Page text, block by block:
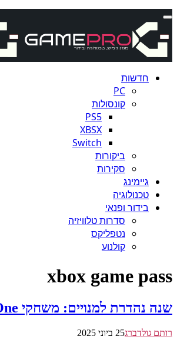
חדשות
PC
קונסולות
PS5
XBSX
Switch
ביקורות
סקירות
גיימינג
טכנולוגיה
בידור ופנאי
סדרות טלוויזיה
נטפליקס
קולנוע
xbox game pass
שנה נהדרת למנויים: משחקי Day One ב-Xbox Game Pass לשנת 2025 – סיכום עד כה
רותם גולדברג25 ביוני 2025